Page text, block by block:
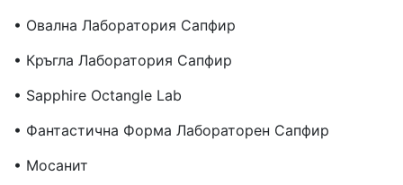
• Овална Лаборатория Сапфир
• Кръгла Лаборатория Сапфир
• Sapphire Octangle Lab
• Фантастична Форма Лабораторен Сапфир
• Мосанит